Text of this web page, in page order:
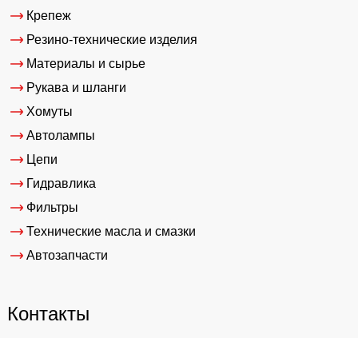
Крепеж
Резино-технические изделия
Материалы и сырье
Рукава и шланги
Хомуты
Автолампы
Цепи
Гидравлика
Фильтры
Технические масла и смазки
Автозапчасти
Контакты